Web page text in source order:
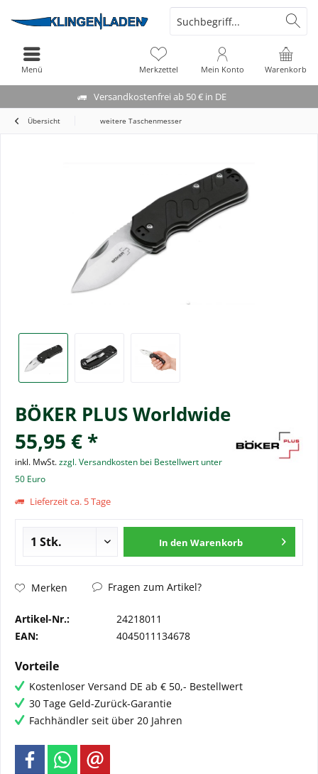
Versandkostenfrei ab 50 € in DE
Warenkorb
Merkzettel Mein Konto
Menü
Übersicht weitere Taschenmesser
BÖKER PLUS Worldwide
55,95 € *
inkl. MwSt.zzgl. Versandkosten bei Bestellwert unter
50 Euro
Lieferzeit ca. 5 Tage
In den Warenkorb
Merken Fragen zum Artikel?
Artikel-Nr.:
24218011
EAN:
4045011134678
Vorteile
Kostenloser Versand DE ab € 50,- Bestellwert
30 Tage Geld-Zurück-Garantie
Fachhändler seit über 20 Jahren